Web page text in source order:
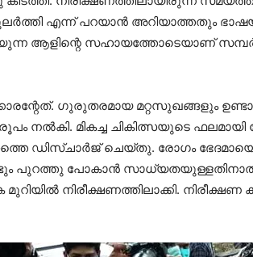
എന്ന് പറയാന്‍ അറിയാത്തതും
ആളിന്റെ സഹായത്തോടെയാണ്
ഗുരുതരമായ മറ്റസുഖങ്ങളും
നല്‍കി. മികച്ച ചികിത്സയുടെ
ഡിസ്ചാര്‍ജ് ചെയ്തു. രോഗം
പുറത്തു പോകാന്‍
നിരീക്ഷണത്തിലാക്കി.